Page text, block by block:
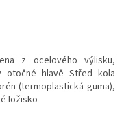
z ocelového výlisku,
otočné hlavě Střed kola
(termoplastická guma),
ložisko